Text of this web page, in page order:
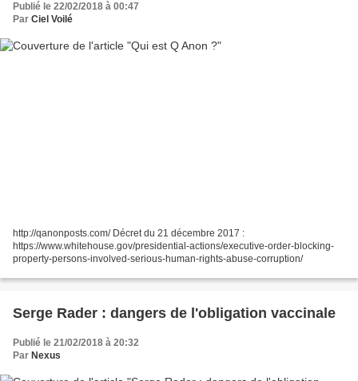
Publié le 22/02/2018 à 00:47
Par Ciel Voilé
http://qanonposts.com/ Décret du 21 décembre 2017 :
https://www.whitehouse.gov/presidential-actions/executive-order-blocking-
property-persons-involved-serious-human-rights-abuse-corruption/
Serge Rader : dangers de l'obligation vaccinale
Publié le 21/02/2018 à 20:32
Par Nexus